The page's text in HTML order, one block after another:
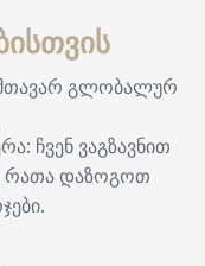
გლობალურ
ჩვენ ვაგზავნით
რათა დაზოგოთ